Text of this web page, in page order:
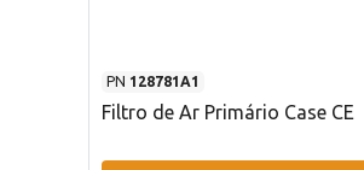
PN 128781A1
Filtro de Ar Primário Case CE